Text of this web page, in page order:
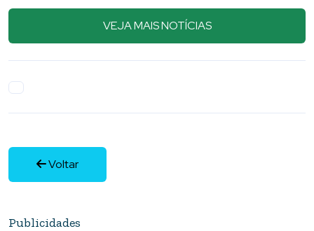
05 Agosto 2026
VEJA MAIS NOTÍCIAS
Voltar